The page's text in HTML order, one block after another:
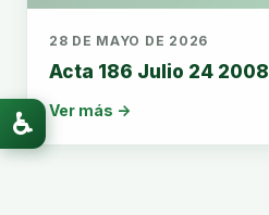
28 DE MAYO DE 2026
Acta 186 Julio 24 2008
Ver más →
♿